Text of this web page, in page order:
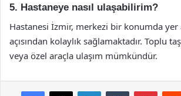
5. Hastaneye nasıl ulaşabilirim?
Hastanesi İzmir, merkezi bir konumda yer
açısından kolaylık sağlamaktadır. Toplu
veya özel araçla ulaşım mümkündür.
Facebook
X LinkedInTumblr